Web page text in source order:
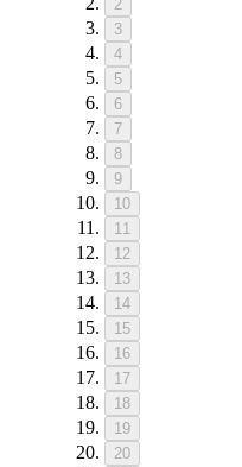
2
3
4
5
6
7
8
9
10
11
12
13
14
15
16
17
18
19
20